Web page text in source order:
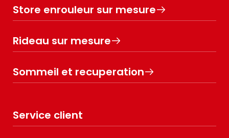
Store enrouleur sur mesure
Rideau sur mesure
Sommeil et recuperation
Service client